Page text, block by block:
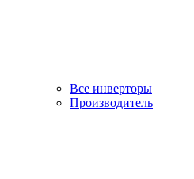
Все инверторы
Производитель